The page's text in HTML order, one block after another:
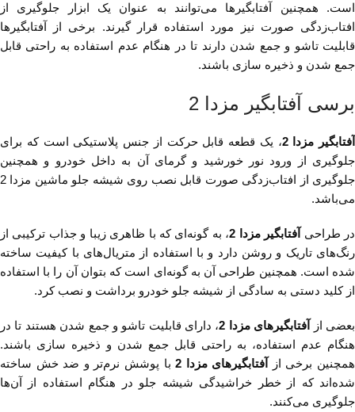
است. همچنین آفتابگیرها می‌توانند به عنوان یک ابزار جلوگیری از
افتاب‌زدگی صورت نیز مورد استفاده قرار گیرند. برخی از آفتابگیرها
قابلیت تاشو و جمع شدن دارند تا در هنگام عدم استفاده به راحتی قابل
جمع شدن و ذخیره سازی باشند.
برسی آفتابگیر مزدا 2
آفتابگیر مزدا 2 ، یک قطعه قابل حرکت از جنس پلاستیکی است که برای
جلوگیری از ورود نور خورشید و گرمای آن به داخل خودرو و همچنین
جلوگیری از افتاب‌زدگی صورت قابل نصب روی شیشه جلو ماشین مزدا 2
می‌باشد.
در طراحی آفتابگیر مزدا 2
، به گونه‌ای که با ظاهری زیبا و جذاب ترکیبی از
رنگ‌های تاریک و روشن دارد و با استفاده از متریال‌های با کیفیت ساخته
شده است. همچنین طراحی آن به گونه‌ای است که بتوان آن را با استفاده
از کلید دستی به سادگی از شیشه جلو خودرو برداشت و نصب کرد.
بعضی از آفتابگیرهای مزدا 2
، دارای قابلیت تاشو و جمع شدن هستند تا در
هنگام عدم استفاده، به راحتی قابل جمع شدن و ذخیره سازی باشند.
همچنین برخی از
آفتابگیرهای مزدا 2
با پوشش نرم‌تر و ضد خش ساخته
شده‌اند که از خطر خراشیدگی شیشه جلو در هنگام استفاده از آن‌ها
جلوگیری می‌کنند.